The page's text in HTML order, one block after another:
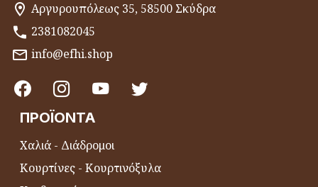
Αργυρουπόλεως 35, 58500 Σκύδρα
2381082045
info@efhi.shop
ΠΡΟΪΌΝΤΑ
Χαλιά - Διάδρομοι
Κουρτίνες - Κουρτινόξυλα